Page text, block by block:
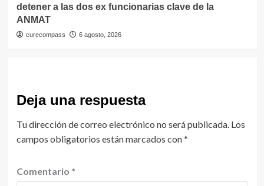
detener a las dos ex funcionarias clave de la
ANMAT
curecompass 6 agosto, 2026
Deja una respuesta
Tu dirección de correo electrónico no será publicada. Los
campos obligatorios están marcados con*
Comentario *